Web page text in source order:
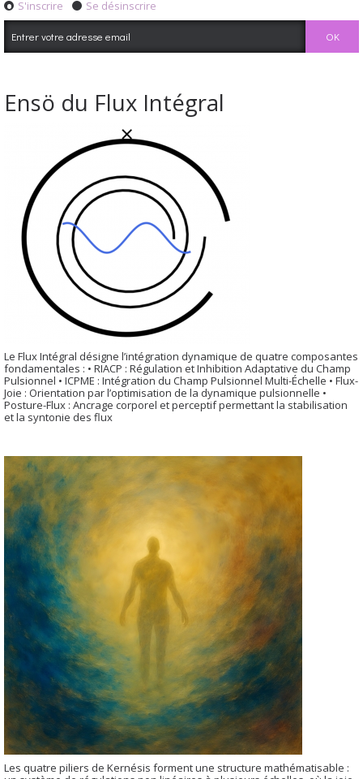
S'inscrire Se désinscrire
Ensö du Flux Intégral
Le Flux Intégral désigne l’intégration dynamique de quatre composantes
fondamentales : • RIACP : Régulation et Inhibition Adaptative du Champ
Pulsionnel • ICPME : Intégration du Champ Pulsionnel Multi-Échelle • Flux-
Joie : Orientation par l’optimisation de la dynamique pulsionnelle •
Posture-Flux : Ancrage corporel et perceptif permettant la stabilisation
et la syntonie des flux
Les quatre piliers de Kernésis forment une structure mathématisable :